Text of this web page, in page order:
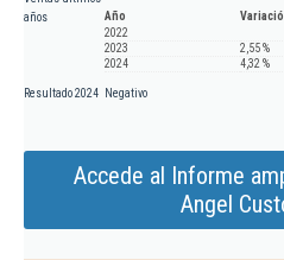
años
Año
2022
2023
2,55 %
2024
4,32 %
Resultado 2024 Negativo
Accede al Informe
Angel